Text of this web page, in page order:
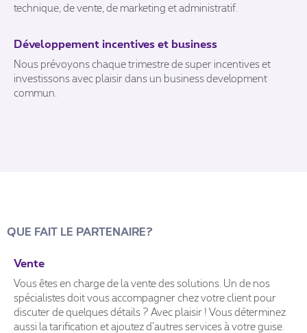
technique, de vente, de marketing et administratif.
Développement incentives et business
Nous prévoyons chaque trimestre de super incentives et
investissons avec plaisir dans un business development
commun.
QUE FAIT LE PARTENAIRE?
Vente
Vous êtes en charge de la vente des solutions. Un de nos
spécialistes doit vous accompagner chez votre client pour
discuter de quelques détails ? Avec plaisir ! Vous déterminez
aussi la tarification et ajoutez d’autres services à votre guise.